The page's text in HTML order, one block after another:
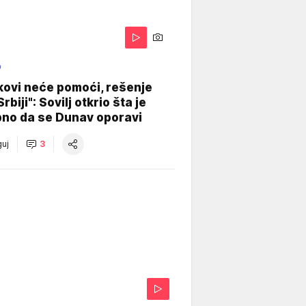
neće pomoći, rešenje
Sovilj otkrio šta je
da se Dunav oporavi
3